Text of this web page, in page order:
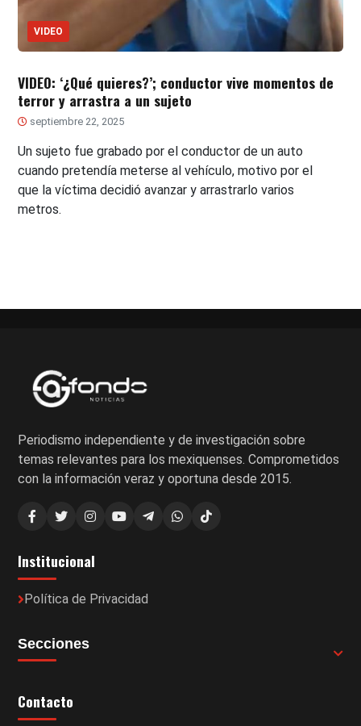
VIDEO
VIDEO: ‘¿Qué quieres?’; conductor vive momentos de
terror y arrastra a un sujeto
septiembre 22, 2025
Un sujeto fue grabado por el conductor de un auto
cuando pretendía meterse al vehículo, motivo por el
que la víctima decidió avanzar y arrastrarlo varios
metros.
Periodismo independiente y de investigación sobre
temas relevantes para los mexiquenses. Comprometidos
con la información veraz y oportuna desde 2015.
Institucional
Política de Privacidad
Secciones
Contacto